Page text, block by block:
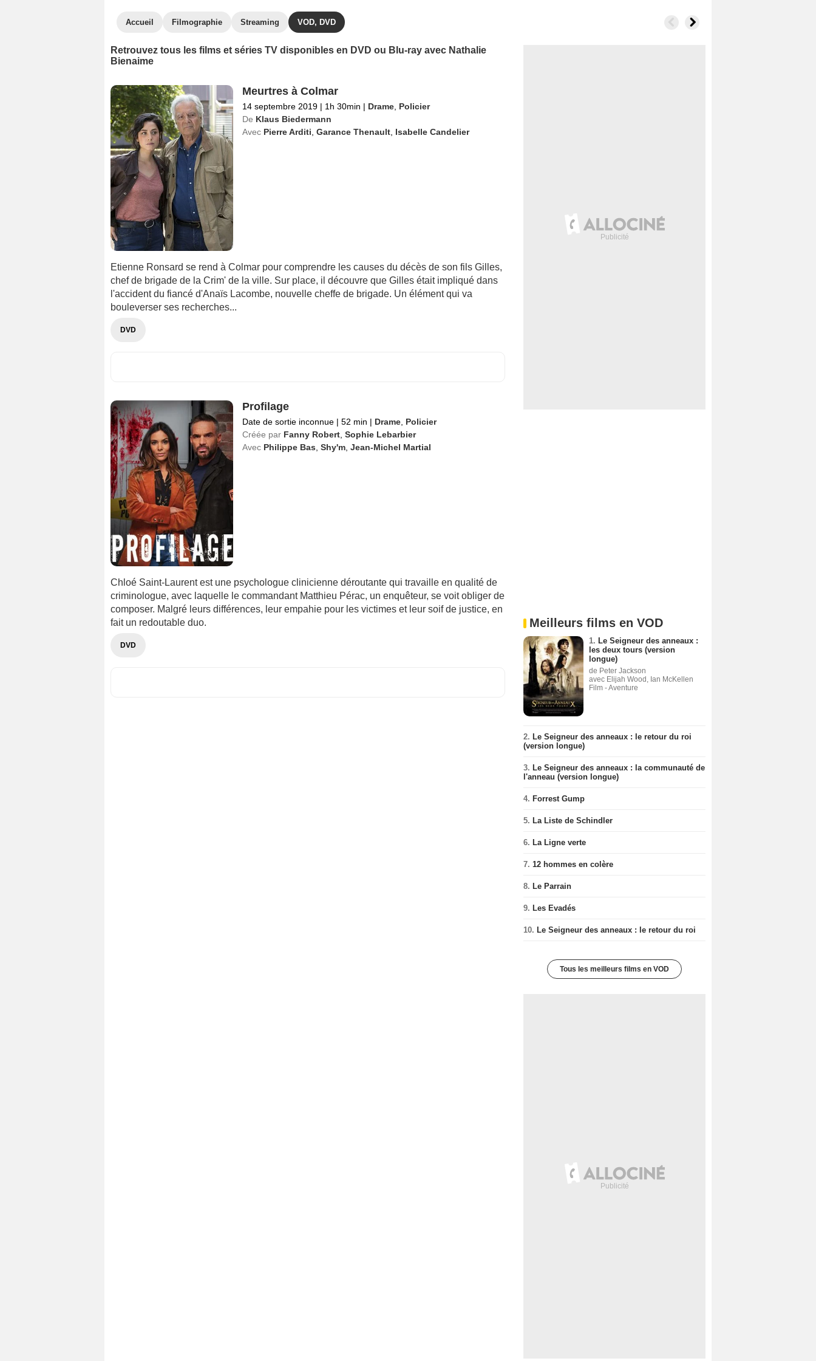
Accueil Filmographie Streaming VOD, DVD
Retrouvez tous les films et séries TV disponibles en DVD ou Blu-ray avec Nathalie
Bienaime
Meurtres à Colmar
14 septembre 2019 | 1h 30min | Drame, Policier
De Klaus Biedermann
Avec Pierre Arditi Garance Thenault, Isabelle Candelier
Etienne Ronsard se rend à Colmar pour comprendre les causes du décès de son fils Gilles,
chef de brigade de la Crim' de la ville. Sur place, il découvre que Gilles était impliqué dans
l'accident du fiancé d'Anaïs Lacombe, nouvelle cheffe de brigade. Un élément qui va
bouleverser ses recherches...
DVD
Profilage
Date de sortie inconnue | 52 min | Drame, Policier
Créée par Fanny Robert, Sophie Lebarbier
Avec Philippe Bas Shy'm, Jean-Michel Martial
Chloé Saint-Laurent est une psychologue clinicienne déroutante qui travaille en qualité de
criminologue, avec laquelle le commandant Matthieu Pérac, un enquêteur, se voit obliger de
composer. Malgré leurs différences, leur empahie pour les victimes et leur soif de justice, en
fait un redoutable duo.
DVD
Meilleurs films en VOD
1. Le Seigneur des anneaux :
les deux tours (version
longue)
de Peter Jackson
avec Elijah Wood, Ian McKellen
Film - Aventure
2. Le Seigneur des anneaux : le retour du roi
(version longue)
3. Le Seigneur des anneaux : la communauté de
l'anneau (version longue)
4. Forrest Gump
5. La Liste de Schindler
6. La Ligne verte
7. 12 hommes en colère
8. Le Parrain
9. Les Evadés
10. Le Seigneur des anneaux : le retour du roi
Tous les meilleurs films en VOD